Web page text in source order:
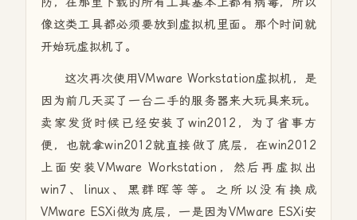
像这类工具都必须要放到虚拟机里面。那个时间就
开始玩虚拟机了。
这次再次使用VMware Workstation虚拟机，是
因为前几天买了一台二手的服务器来大玩具来玩。
卖家发货时候已经安装了win2012，为了省事方
便，也就拿win2012就直接做了底层，在win2012
上面安装VMware Workstation，然后再虚拟出
win7、linux、黑群晖等等。之所以没有换成
VMware ESXi做为底层，一是因为VMware ESXi安